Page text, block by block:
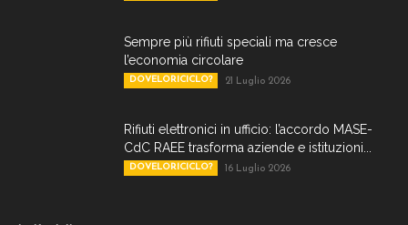
Sempre più rifiuti speciali ma cresce
l’economia circolare
DOVELORICICLO? 21 Luglio 2026
Rifiuti elettronici in ufficio: l’accordo MASE-
CdC RAEE trasforma aziende e istituzioni...
DOVELORICICLO? 16 Luglio 2026